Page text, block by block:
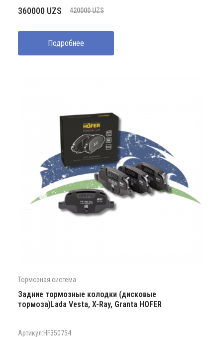
420000UZS
Первоначальная
составляла
420000 UZS.
360000 UZS
Текущая
360000 UZS.
Подробнее
Тормозная система
Задние тормозные колодки (дисковые
тормоза)Lada Vesta, X-Ray, Granta HOFER
Артикул:HF350754